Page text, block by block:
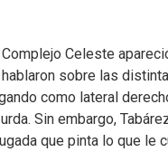
Celeste
sobre las
como lateral
Sin embargo,
que pinta lo que